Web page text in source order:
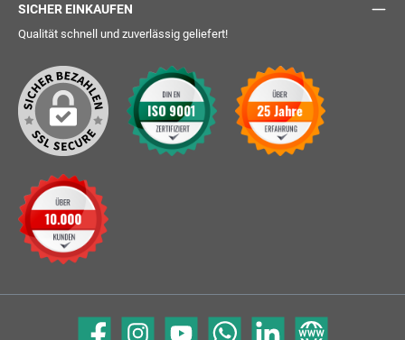
SICHER EINKAUFEN
Qualität schnell und zuverlässig geliefert!